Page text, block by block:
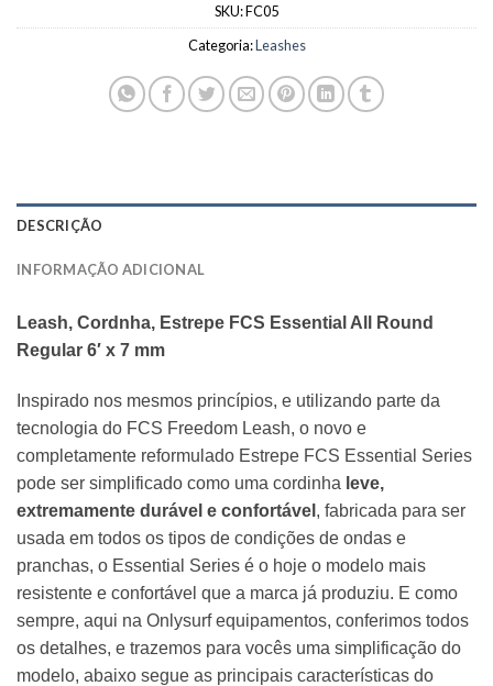
SKU:FC05
Categoria:Leashes
DESCRIÇÃO
INFORMAÇÃO ADICIONAL
Leash, Cordnha, Estrepe FCS Essential All Round
Regular 6′ x 7 mm
Inspirado nos mesmos princípios, e utilizando parte da
tecnologia do FCS Freedom Leash, o novo e
completamente reformulado Estrepe FCS Essential Series
pode ser simplificado como uma cordinha leve,
extremamente durável e confortável , fabricada para ser
usada em todos os tipos de condições de ondas e
pranchas, o Essential Series é o hoje o modelo mais
resistente e confortável que a marca já produziu. E como
sempre, aqui na Onlysurf equipamentos, conferimos todos
os detalhes, e trazemos para vocês uma simplificação do
modelo, abaixo segue as principais características do